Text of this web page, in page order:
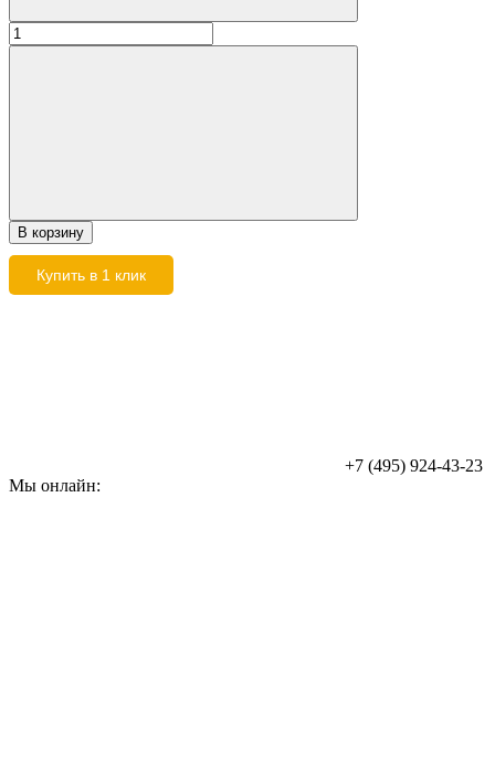
В корзину
Купить в 1 клик
+7 (495) 924-43-23
Мы онлайн: